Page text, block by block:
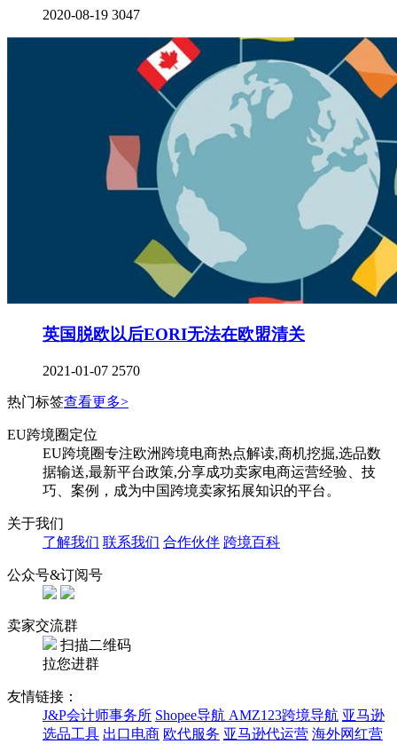
2020-08-19 3047
英国脱欧以后EORI无法在欧盟清关
2021-01-07 2570
热门标签查看更多>
EU跨境圈定位
EU跨境圈专注欧洲跨境电商热点解读,商机挖掘,选品数
据输送,最新平台政策,分享成功卖家电商运营经验、技
巧、案例，成为中国跨境卖家拓展知识的平台。
关于我们
了解我们 联系我们 合作伙伴 跨境百科
公众号&订阅号
卖家交流群
扫描二维码
拉您进群
友情链接：
J&P会计师事务所 Shopee导航 AMZ123跨境导航 亚马逊
选品工具 出口电商 欧代服务 亚马逊代运营 海外网红营